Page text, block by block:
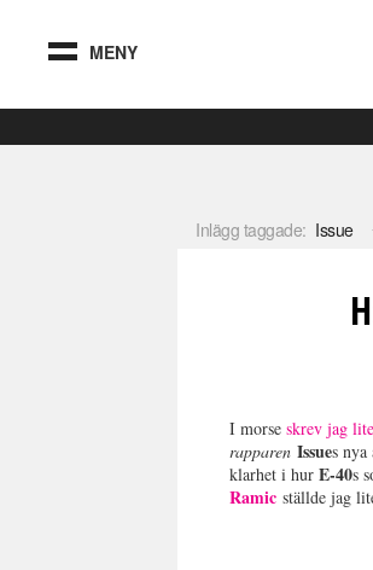
MENY
Inlägg taggade: Issue
I morseskrev jag lite
rapparenIssues
klarhet i hurE-40s
Ramicställde jag